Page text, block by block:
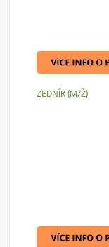
ZEDNÍK (M/Ž)